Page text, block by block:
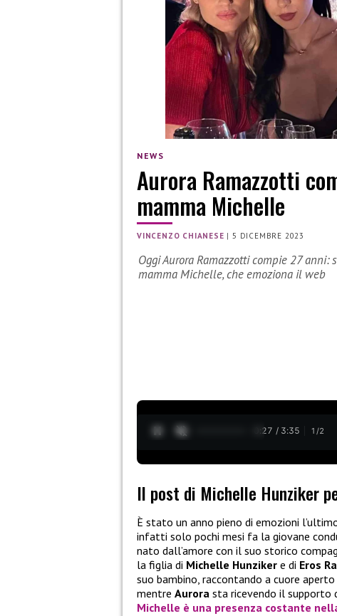
NEWS
Aurora Ramazzotti
mamma Michelle
VINCENZO CHIANESE |5 DICEMBRE 2023
Oggi Aurora Ramazzotti compie 27
mamma Michelle, che emoziona il web
0:28 / 3:35 1 /2
Il post di Michelle Hunziker
È stato un anno pieno di emozioni
infatti solo pochi mesi fa la giovane
nato dall’amore con il suo storico
la figlia di Michelle Hunziker e di Eros
suo bambino, raccontando a cuore
mentre Aurora sta ricevendo il supporto
Michelle è una presenza costante